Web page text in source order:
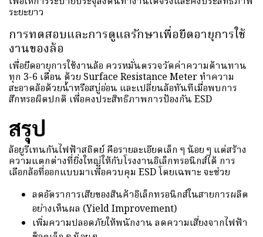
ระยะยาว
การทดสอบและการดูแลรักษาเพื่อยืดอายุการใช้
งานของล้อ
เพื่อยืดอายุการใช้งานล้อ ควรหมั่นตรวจวัดค่าความต้านทาน
ทุก 3-6 เดือน ด้วย Surface Resistance Meter ทำความ
สะอาดล้อด้วยน้ำหรือสบู่อ่อน และเปลี่ยนล้อทันทีเมื่อพบการ
สึกหรอผิดปกติ เพื่อคงประสิทธิภาพการป้องกัน ESD
สรุป
ล้อยูรีเทนกันไฟฟ้าสถิตย์ คือรายละเอียดเล็ก ๆ น้อย ๆ แต่สร้าง
ความแตกต่างที่ยิ่งใหญ่ให้กับโรงงานอิเล็กทรอนิกส์ได้ การ
เลือกล้อที่ออกแบบมาเพื่อควบคุม ESD โดยเฉพาะ จะช่วย
ลดอัตราการเสียของสินค้าอิเล็กทรอนิกส์ในสายการผลิต
อย่างเห็นผล (Yield Improvement)
เพิ่มความปลอดภัยให้พนักงาน ลดความเสี่ยงจากไฟฟ้า